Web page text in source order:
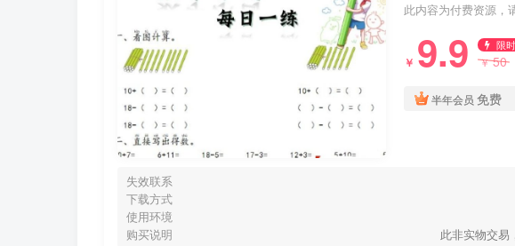
此内容为付费资源，
￥ 9.9 限
￥50
半年会员 免费
失效联系
下载方式
使用环境
购买说明
此非实物交易